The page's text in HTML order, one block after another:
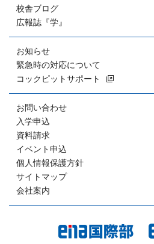
校舎ブログ
広報誌『学』
お知らせ
緊急時の対応について
コックピットサポート
お問い合わせ
入学申込
資料請求
イベント申込
個人情報保護方針
サイトマップ
会社案内